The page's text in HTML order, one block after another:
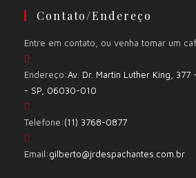
Contato/Endereço
Entre em contato, ou venha tomar um
Endereço:Av. Dr. Martin Luther King, 377
- SP, 06030-010
Telefone:(11) 3768-0877
Email:gilberto@jrdespachantes.com.br